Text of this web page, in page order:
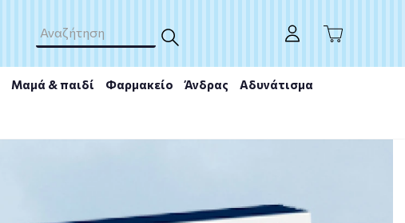
Μαμά & παιδί Φαρμακείο Άνδρας Αδυνάτισμα